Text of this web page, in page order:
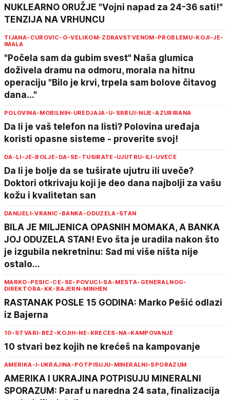
NUKLEARNO ORUŽJE "Vojni napad za 24-36 sati!"
TENZIJA NA VRHUNCU
TIJANA-CUROVIC-O-VELIKOM-ZDRAVSTVENOM-PROBLEMU-KOJI-JE-
IMALA
"Počela sam da gubim svest" Naša glumica
doživela dramu na odmoru, morala na hitnu
operaciju "Bilo je krvi, trpela sam bolove čitavog
dana..."
POLOVINA-MOBILNIH-UREDJAJA-U-SRBIJI-NIJE-AZURIRANA
Da li je vaš telefon na listi? Polovina uređaja
koristi opasne sisteme - proverite svoj!
DA-LI-JE-BOLJE-DA-SE-TUSIRATE-UJUTRU-ILI-UVECE
Da li je bolje da se tuširate ujutru ili uveče?
Doktori otkrivaju koji je deo dana najbolji za vašu
kožu i kvalitetan san
DANIJELI-VRANIC-BANKA-ODUZELA-STAN
BILA JE MILJENICA OPASNIH MOMAKA, A BANKA
JOJ ODUZELA STAN! Evo šta je uradila nakon što
je izgubila nekretninu: Sad mi više ništa nije
ostalo...
MARKO-PESIC-CE-SE-POVUCI-SA-MESTA-GENERALNOG-
DIREKTORA-KK-BAJERN-MINHEN
RASTANAK POSLE 15 GODINA: Marko Pešić odlazi
iz Bajerna
10-STVARI-BEZ-KOJIH-NE-KRECES-NA-KAMPOVANJE
10 stvari bez kojih ne krećeš na kampovanje
AMERIKA-I-UKRAJINA-POTPISUJU-MINERALNI-SPORAZUM
AMERIKA I UKRAJINA POTPISUJU MINERALNI
SPORAZUM: Paraf u naredna 24 sata, finalizacija